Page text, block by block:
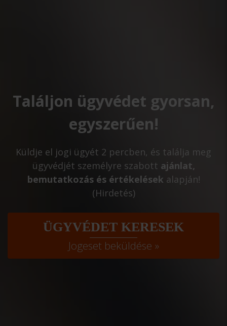
Találjon ügyvédet gyorsan,
egyszerűen!
Küldje el jogi ügyét 2 percben, és találja meg
ügyvédjét személyre szabott ajánlat,
bemutatkozás és értékelések alapján!
(Hirdetés)
ÜGYVÉDET KERESEK
Jogeset beküldése »